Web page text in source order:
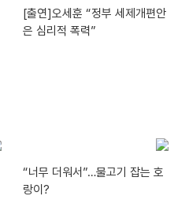
[출연]오세훈 “정부 세제개편안
은 심리적 폭력”
“너무 더워서”…물고기 잡는 호
랑이?